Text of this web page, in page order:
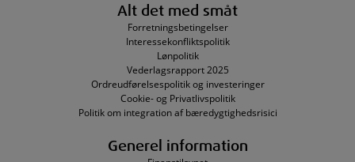
Alt det med småt
Forretningsbetingelser
Interessekonfliktspolitik
Lønpolitik
Vederlagsrapport 2025
Ordreudførelsespolitik og investeringer
Cookie- og Privatlivspolitik
Politik om integration af bæredygtighedsrisici
Generel information